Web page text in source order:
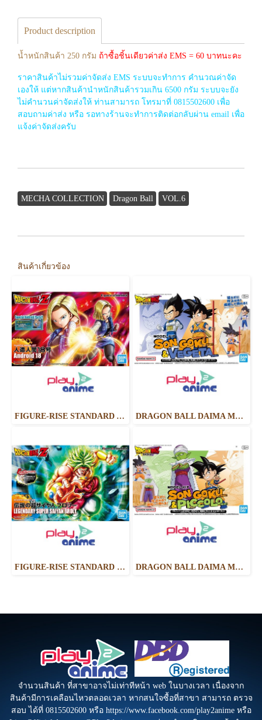
Product description
น้ำหนักสินค้า 250 กรัม ถ้าซื้อชิ้นเดียวค่าส่ง EMS = 60 บาทนะคะ
ราคาสินค้าไม่รวมค่าจัดส่ง EMS ระบบจะทำการ คำนวณค่าจัด
เองให้ แต่หากสินค้านำหนักสินค้ารวมเกิน 6500 กรัม ระบบจะยัง
ไม่คำนวนค่าจัดส่งให้ ท่านสามารถ โทรมาที่ 0815502600 เพื่อ
สอบถามค่าส่ง หรือ รอทางร้านจะทำการติดต่อกลับผ่าน email เพื่อ
แจ้งค่าจัดส่งครับ
MECHA COLLECTION Dragon Ball VOL.6
สินค้าเกี่ยวข้อง
FIGURE-RISE STANDARD ANDROID NO. 18 (RENEWAL VERSION) DRAGON BALL DAIMA MODEL KIT SON GOKU (MINI) & VEGETA (MINI)
FIGURE-RISE STANDARD LEGENDARY SUPER SAIYAN BROLY (PKG RENEWAL) DRAGON BALL DAIMA MODEL KIT SON GOKU (MINI) & PICCOLO (MINI)
จำนวนสินค้า ที่สาขาอาจไม่เท่าทีหน้า web ในบางเวลา เนื่องจาก
สินค้ามีการเคลือนไหวตลอดเวลา หากสนใจซื้อที่สาขา สามารถ ตรวจ
สอบ ได้ที่ 0815502600 หรือ https://www.facebook.com/play2anime หรือ